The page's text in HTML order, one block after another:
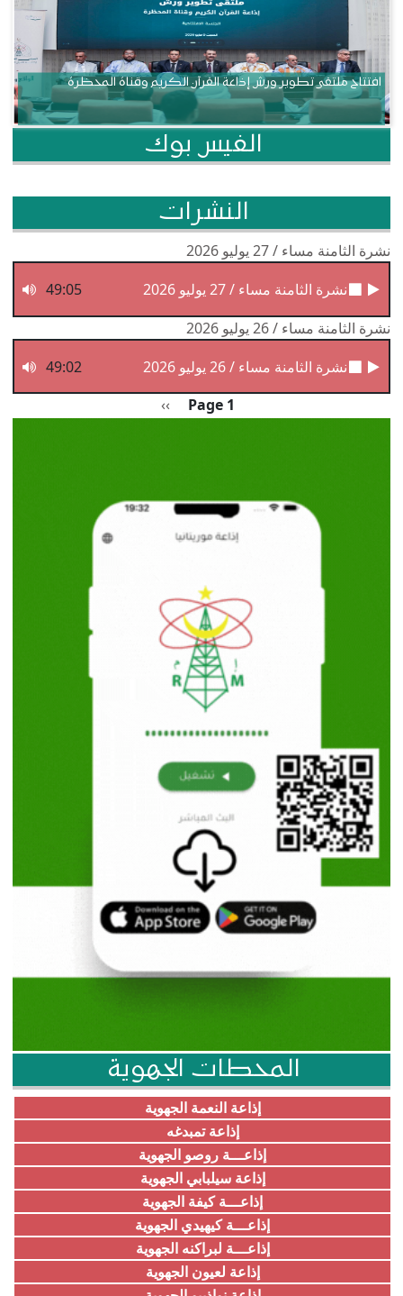
افتتاح ملتقى تطوير ورش إذاعة القرآن الكريم وقناة المحظرة
الفيس بوك
النشرات
نشرة الثامنة مساء / 27 يوليو 2026
نشرة الثامنة مساء / 27 يوليو 2026
49:05
نشرة الثامنة مساء / 26 يوليو 2026
نشرة الثامنة مساء / 26 يوليو 2026
49:02
Page 1 الصفحة التالية
››
المحطات الجهوية
إذاعة النعمة الجهوية
إذاعة تمبدغه
إذاعـــة روصو الجهوية
إذاعة سيلبابي الجهوية
إذاعـــة كيفة الجهوية
إذاعـــة كيهيدي الجهوية
إذاعـــة لبراكنه الجهوية
إذاعة لعيون الجهوية